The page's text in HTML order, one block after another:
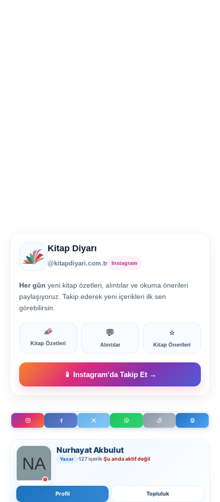
Kitap Diyarı
@kitapdiyari.com.tr Instagram
Her gün yeni kitap özetleri, alıntılar ve okuma önerileri
paylaşıyoruz. Takip ederek yeni içerikleri ilk sen
görebilirsin.
Kitap Özetleri
💬
Alıntılar
⭐
Kitap Önerileri
📱 Instagram'da Takip Et →
Nurhayat Akbulut
Yazar 127 içerik Şu anda aktif değil
Profil Topluluk